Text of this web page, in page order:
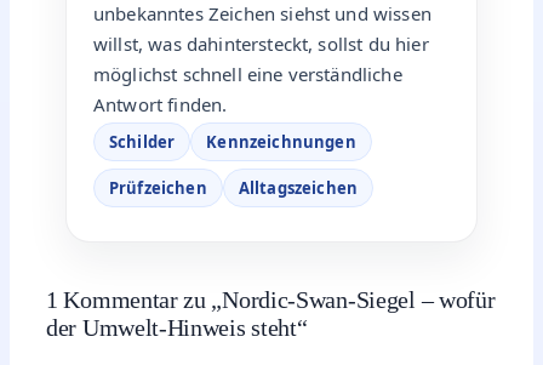
unbekanntes Zeichen siehst und wissen
willst, was dahintersteckt, sollst du hier
möglichst schnell eine verständliche
Antwort finden.
Schilder Kennzeichnungen
Prüfzeichen Alltagszeichen
1 Kommentar zu „Nordic-Swan-Siegel – wofür
der Umwelt-Hinweis steht“